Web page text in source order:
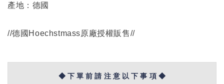
產地：德國
//德國Hoechstmass原廠授權販售//
◆ 下 單 前 請 注 意 以 下 事 項 ◆